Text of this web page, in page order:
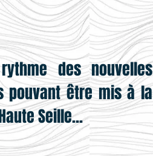
des nouvelles
pouvant être mis à la
Seille...